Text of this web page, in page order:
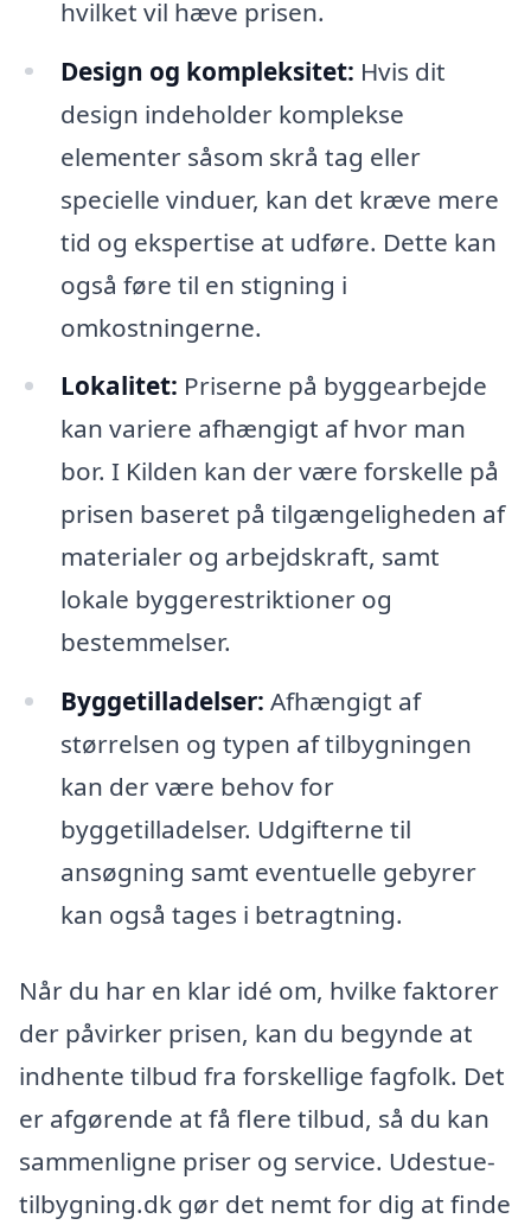
hvilket vil hæve prisen.
Design og kompleksitet: Hvis dit
design indeholder komplekse
elementer såsom skrå tag eller
specielle vinduer, kan det kræve mere
tid og ekspertise at udføre. Dette kan
også føre til en stigning i
omkostningerne.
Lokalitet: Priserne på byggearbejde
kan variere afhængigt af hvor man
bor. I Kilden kan der være forskelle på
prisen baseret på tilgængeligheden af
materialer og arbejdskraft, samt
lokale byggerestriktioner og
bestemmelser.
Byggetilladelser: Afhængigt af
størrelsen og typen af tilbygningen
kan der være behov for
byggetilladelser. Udgifterne til
ansøgning samt eventuelle gebyrer
kan også tages i betragtning.
Når du har en klar idé om, hvilke faktorer
der påvirker prisen, kan du begynde at
indhente tilbud fra forskellige fagfolk. Det
er afgørende at få flere tilbud, så du kan
sammenligne priser og service. Udestue-
tilbygning.dk gør det nemt for dig at finde